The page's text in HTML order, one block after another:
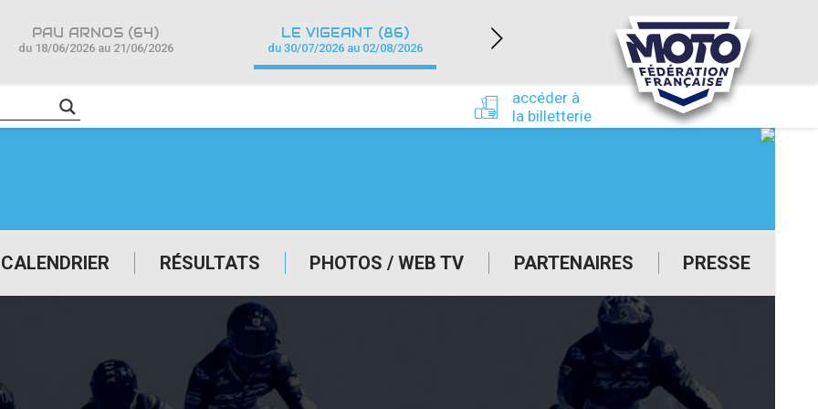
CALENDRIER RÉSULTATS PHOTOS / WEB TV PARTENAIRES PRESSE
accéder à
la billetterie
PAU ARNOS (64)
du 18/06/2026 au 21/06/2026
LE VIGEANT (86)
du 30/07/2026 au 02/08/2026
NEVERS MAGNY-COURS (58)
du 24/09/2026 au 27/09/2026